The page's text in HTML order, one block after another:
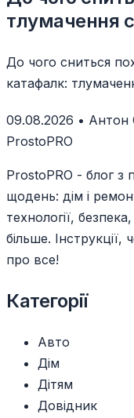
тлумачення
До чого сниться
катафалк:
09.08.2026 • Антон
ProstoPRO
ProstoPRO - блог
щодень: дім і
технології,
більше.
про все!
Категорії
Авто
Дім
Дітям
Довідник